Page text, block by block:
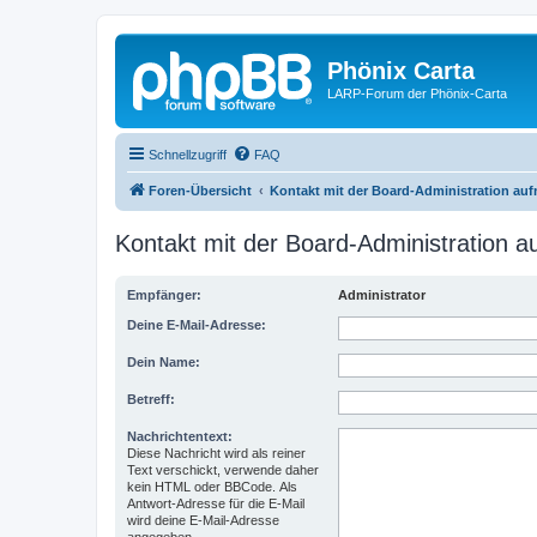
Phönix Carta
LARP-Forum der Phönix-Carta
Schnellzugriff FAQ
Foren-Übersicht Kontakt mit der Board-Administration
Kontakt mit der Board-Administration
Empfänger: Administrator
Deine E-Mail-Adresse:
Dein Name:
Betreff:
Nachrichtentext:
Diese Nachricht wird als reiner
Text verschickt, verwende daher
kein HTML oder BBCode. Als
Antwort-Adresse für die E-Mail
wird deine E-Mail-Adresse